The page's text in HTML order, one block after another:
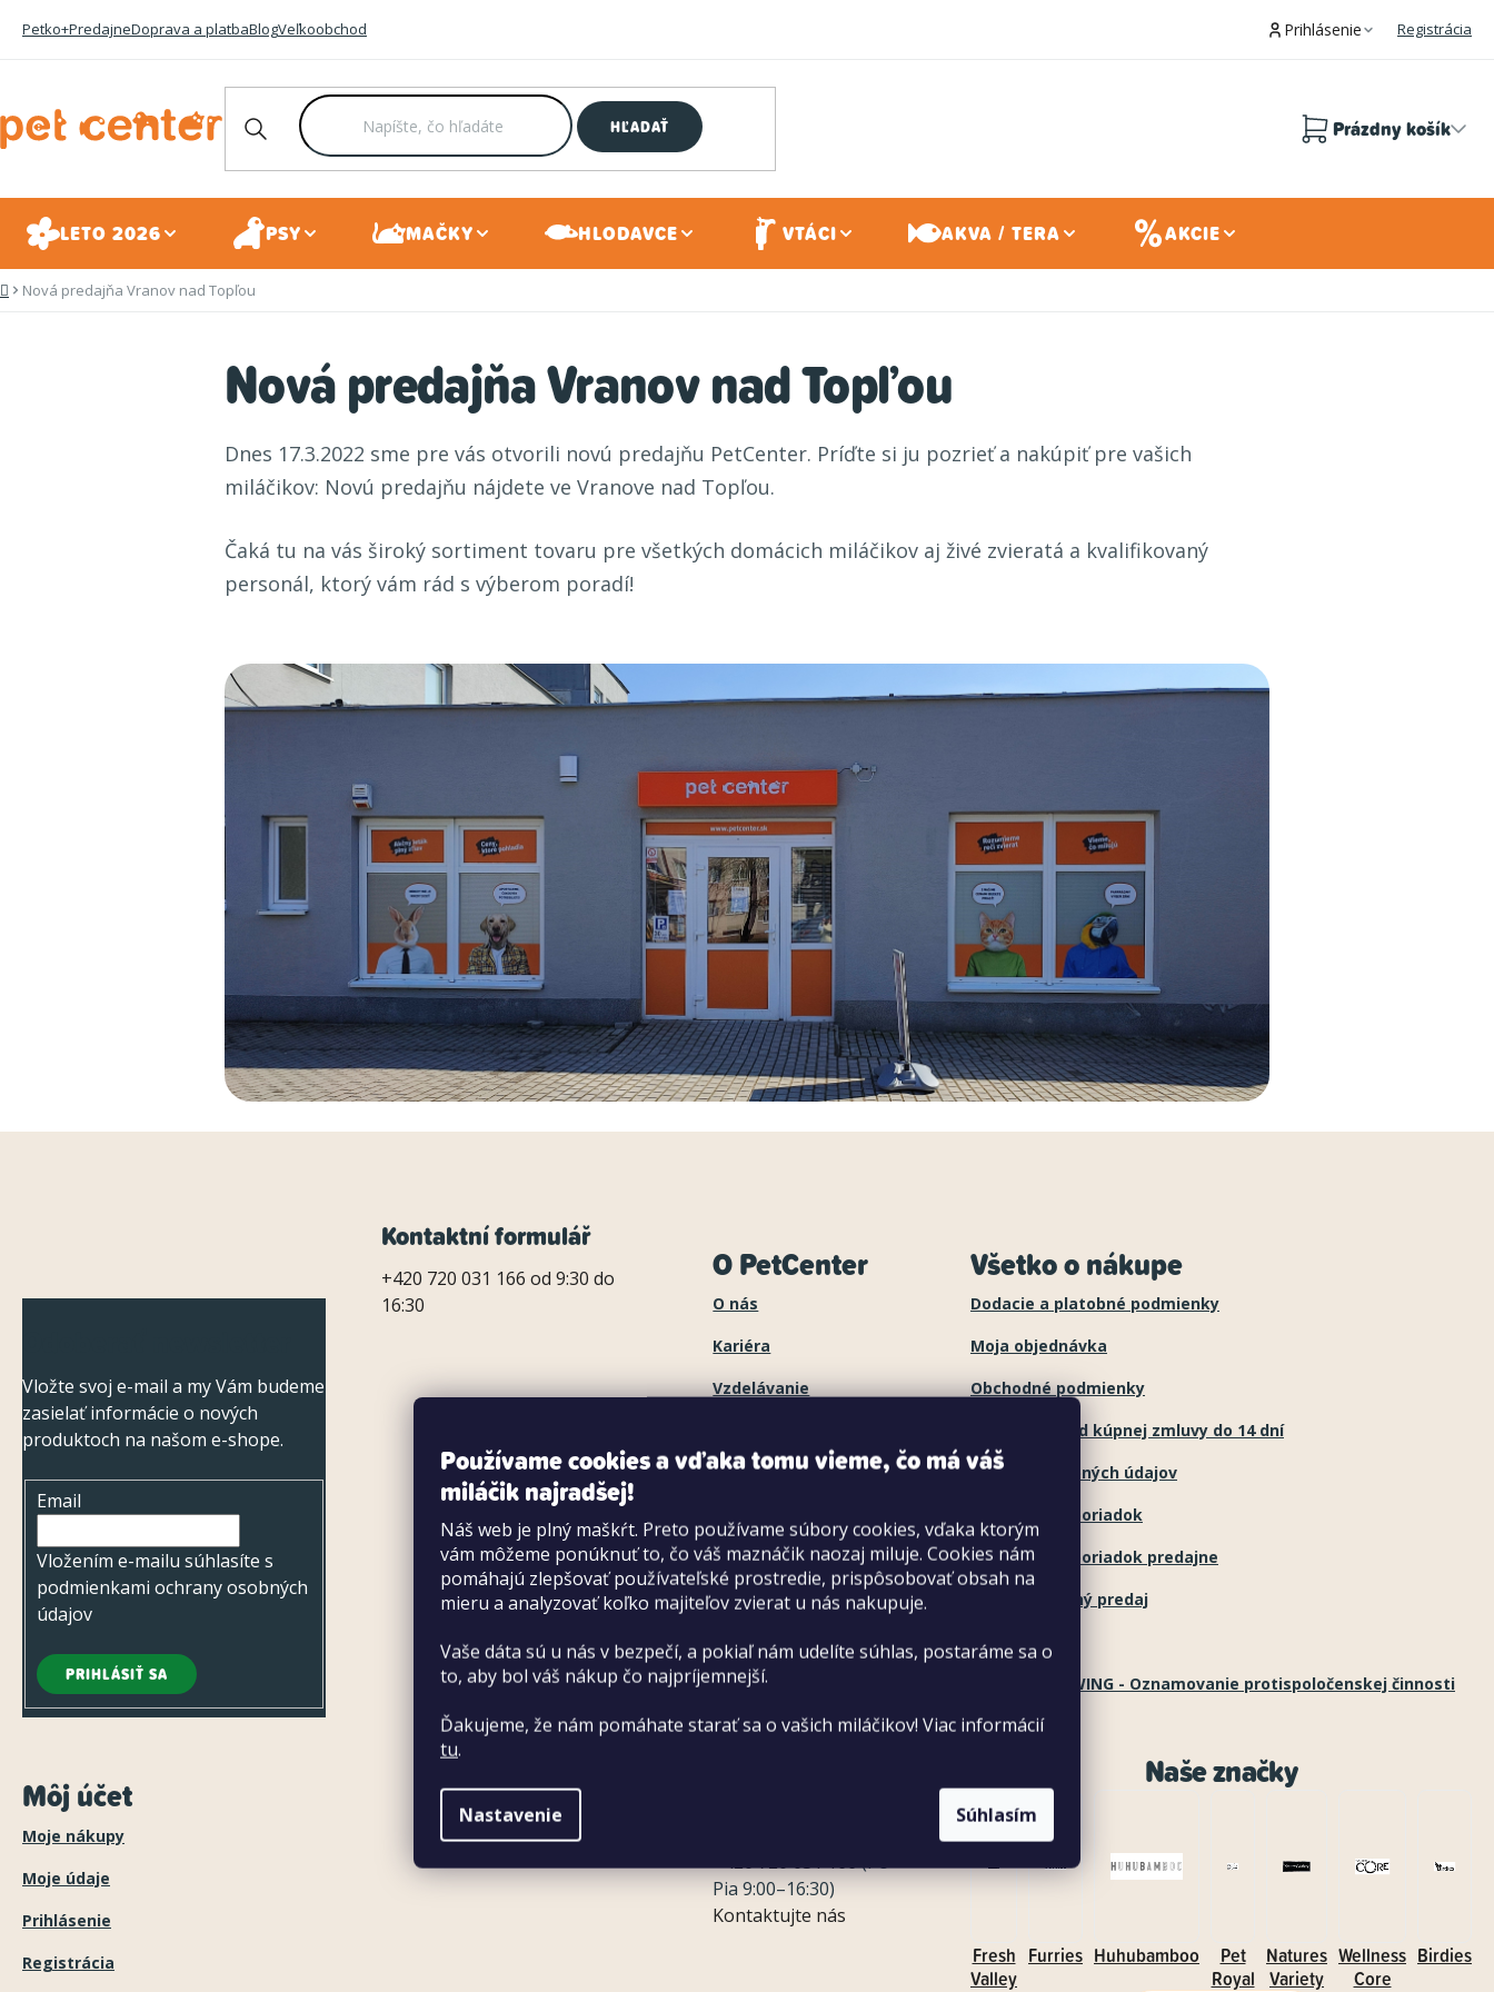
Používame cookies a vďaka tomu vieme, čo má váš
miláčik najradšej!
Náš web je plný maškŕt. Preto používame súbory cookies, vďaka ktorým
vám môžeme ponúknuť to, čo váš maznáčik naozaj miluje. Cookies nám
pomáhajú zlepšovať používateľské prostredie, prispôsobovať obsah na
mieru a analyzovať koľko majiteľov zvierat u nás nakupuje.
Vaše dáta sú u nás v bezpečí, a pokiaľ nám udelíte súhlas, postaráme sa o
to, aby bol váš nákup čo najpríjemnejší.
Ďakujeme, že nám pomáhate starať sa o vašich miláčikov! Viac informácií
tu.
Nastavenie Súhlasím
Petko+PredajneDoprava a platbaBlogVeľkoobchod Prihlásenie Registrácia
HĽADAŤ Prázdny košík
LETO 2026 PSY MAČKY HLODAVCE VTÁCI AKVA / TERA AKCIE
DomovNová predajňa Vranov nad Topľou
Nová predajňa Vranov nad Topľou
Dnes 17.3.2022 sme pre vás otvorili novú predajňu PetCenter. Príďte si ju pozrieť a nakúpiť pre vašich
miláčikov: Novú predajňu nájdete ve Vranove nad Topľou.
Čaká tu na vás široký sortiment tovaru pre všetkých domácich miláčikov aj živé zvieratá a kvalifikovaný
personál, ktorý vám rád s výberom poradí!
Vložte svoj e-mail a my Vám budeme
zasielať informácie o nových
produktoch na našom e-shope.
Email
Vložením e-mailu súhlasíte s
podmienkami ochrany osobných
údajov
PRIHLÁSIŤ SA
Kontaktní formulář
+420 720 031 166 od 9:30 do
16:30
O PetCenter
O nás
Kariéra
Vzdelávanie
Kontakt
Blog
Slovník pojmov
Všetko o nákupe
Dodacie a platobné podmienky
Moja objednávka
Obchodné podmienky
Odstúpenie od kúpnej zmluvy do 14 dní
Ochrana osobných údajov
Reklamačný poriadok
Reklamačný poriadok predajne
Veľkoobchodný predaj
Výrobcovia
WHISTLEBLOWING - Oznamovanie protispoločenskej činnosti
Môj účet
Moje nákupy
Moje údaje
Prihlásenie
Registrácia
Naše
predajne
Všetky predajne
+420 720 031 166(Po–
Pia 9:00–16:30)
Kontaktujte nás
Naše značky
Fresh
Valley
Furries Huhubamboo
Pet
Royal
Natures
Variety
Wellness
Core
Birdies